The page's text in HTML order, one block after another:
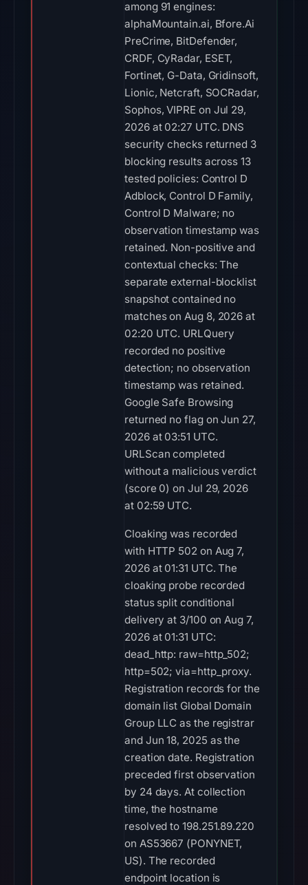
among 91 engines:
alphaMountain.ai, Bfore.Ai
PreCrime, BitDefender,
CRDF, CyRadar, ESET,
Fortinet, G-Data, Gridinsoft,
Lionic, Netcraft, SOCRadar,
Sophos, VIPRE on Jul 29,
2026 at 02:27 UTC. DNS
security checks returned 3
blocking results across 13
tested policies: Control D
Adblock, Control D Family,
Control D Malware; no
observation timestamp was
retained. Non-positive and
contextual checks: The
separate external-blocklist
snapshot contained no
matches on Aug 8, 2026 at
02:20 UTC. URLQuery
recorded no positive
detection; no observation
timestamp was retained.
Google Safe Browsing
returned no flag on Jun 27,
2026 at 03:51 UTC.
URLScan completed
without a malicious verdict
(score 0) on Jul 29, 2026
at 02:59 UTC.
Cloaking was recorded
with HTTP 502 on Aug 7,
2026 at 01:31 UTC. The
cloaking probe recorded
status split conditional
delivery at 3/100 on Aug 7,
2026 at 01:31 UTC:
dead_http: raw=http_502;
http=502; via=http_proxy.
Registration records for the
domain list Global Domain
Group LLC as the registrar
and Jun 18, 2025 as the
creation date. Registration
preceded first observation
by 24 days. At collection
time, the hostname
resolved to 198.251.89.220
on AS53667 (PONYNET,
US). The recorded
endpoint location is